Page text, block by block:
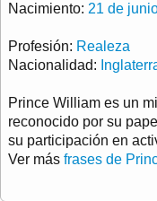
Nacimiento: 21 de
Profesión: Realeza
Nacionalidad:
Prince William es un
reconocido por su
su participación en
Ver más frases de